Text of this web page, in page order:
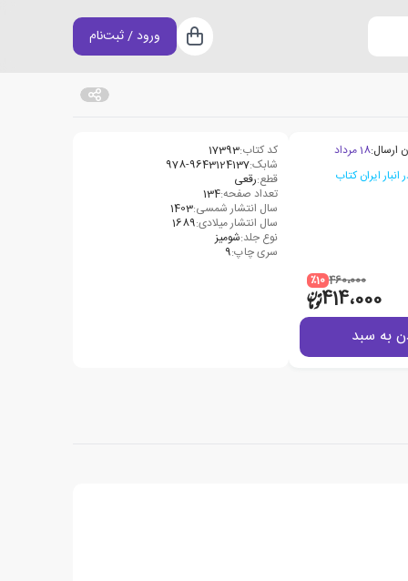
سبد خرید
ورود / ثبت‌نام
ارسال:18 مرداد
460،000 ٪10
414،000
به سبد
کد کتاب:17393
شابک:978-9643124137
قطع:رقعی
تعداد صفحه:134
سال انتشار شمسی:1403
سال انتشار میلادی:1689
نوع جلد:شومیز
سری چاپ:9